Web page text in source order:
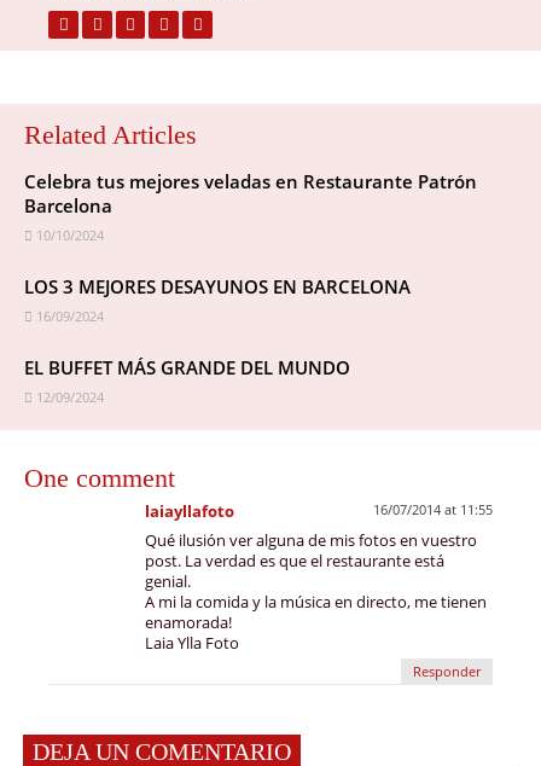
Related Articles
Celebra tus mejores veladas en Restaurante Patrón
Barcelona
10/10/2024
LOS 3 MEJORES DESAYUNOS EN BARCELONA
16/09/2024
EL BUFFET MÁS GRANDE DEL MUNDO
12/09/2024
One comment
laiayllafoto 16/07/2014 at 11:55
Qué ilusión ver alguna de mis fotos en vuestro
post. La verdad es que el restaurante está
genial.
A mi la comida y la música en directo, me tienen
enamorada!
Laia Ylla Foto
Responder
DEJA UN COMENTARIO